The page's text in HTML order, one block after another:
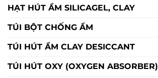
HẠT HÚT ẨM SILICAGEL, CLAY
TÚI BỘT CHỐNG ẨM
TÚI HÚT ẨM CLAY DESICCANT
TÚI HÚT OXY (OXYGEN ABSORBER)